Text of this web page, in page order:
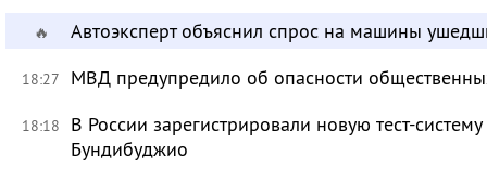
🔥 Автоэксперт объяснил спрос на машины
18:27 МВД предупредило об опасности
18:18
В России зарегистрировали новую тест-
Бундибуджио